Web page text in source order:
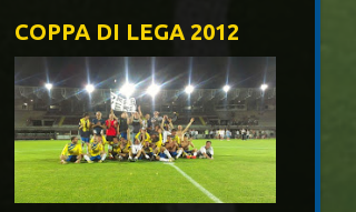
COPPA DI LEGA 2012